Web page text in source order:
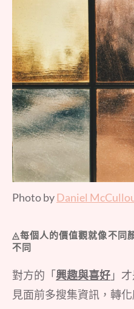
Photo byDaniel
◬每個人的價值觀就像不同
不同
對方的「興趣與喜好 」
見面前多搜集資訊，轉